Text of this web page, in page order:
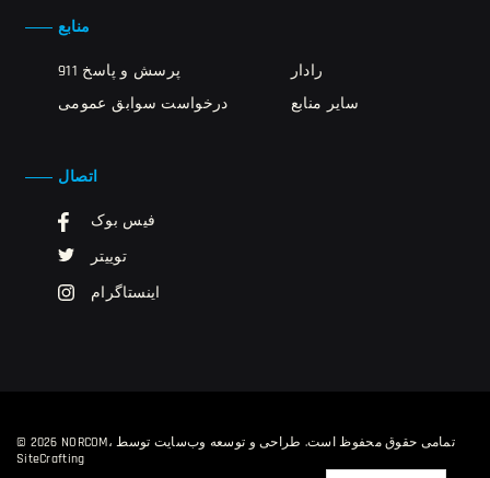
منابع
911 پرسش و پاسخ
درخواست سوابق عمومی
رادار
سایر منابع
اتصال
فیس بوک
توییتر
اینستاگرام
© 2026 NORCOM، تمامی حقوق محفوظ است. طراحی و توسعه وب‌سایت توسط
SiteCrafting